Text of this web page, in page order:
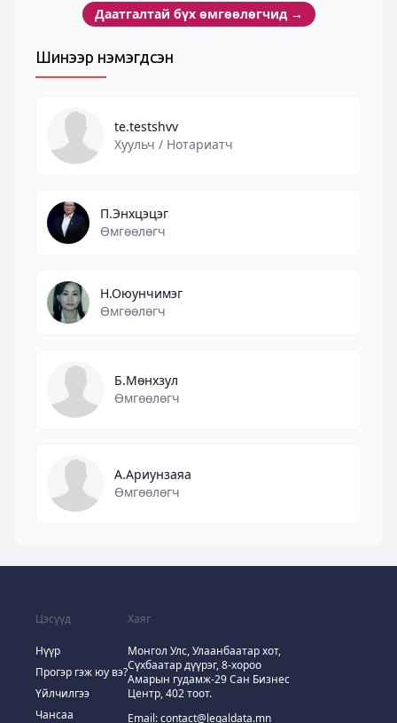
Даатгалтай бүх өмгөөлөгчид →
Шинээр нэмэгдсэн
te.testshvv
Хуульч / Нотариатч
П.Энхцэцэг
Өмгөөлөгч
Н.Оюунчимэг
Өмгөөлөгч
Б.Мөнхзул
Өмгөөлөгч
А.Ариунзаяа
Өмгөөлөгч
Цэсүүд
Нүүр
Прогэр гэж юу вэ?
Үйлчилгээ
Чансаа
Хаяг
Монгол Улс, Улаанбаатар хот,
Сүхбаатар дүүрэг, 8-хороо
Амарын гудамж-29 Сан Бизнес
Центр, 402 тоот.
Email:contact@legaldata.mn